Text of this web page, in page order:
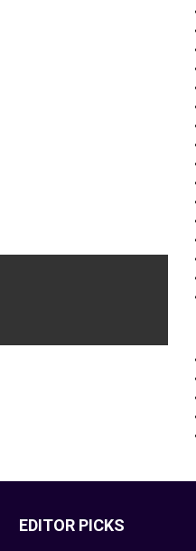
EDITOR PICKS